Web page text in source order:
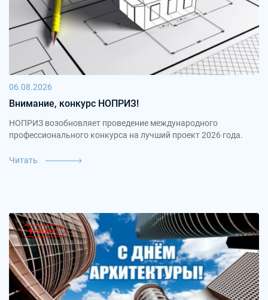
06.08.2026
Внимание, конкурс НОПРИЗ!
НОПРИЗ возобновляет проведение международного
профессионального конкурса на лучший проект 2026 года.
Читать
важно